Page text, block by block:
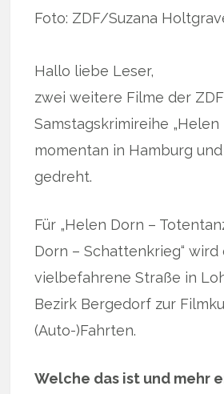
Foto: ZDF/Suzana
Hallo liebe Leser,
zwei weitere Filme der
Samstagskrimireihe „Helen
momentan in Hamburg
gedreht.
Für „Helen Dorn –
Dorn – Schattenkrieg“ wird
vielbefahrene Straße in
Bezirk Bergedorf zur
(Auto-)Fahrten.
Welche das ist und mehr